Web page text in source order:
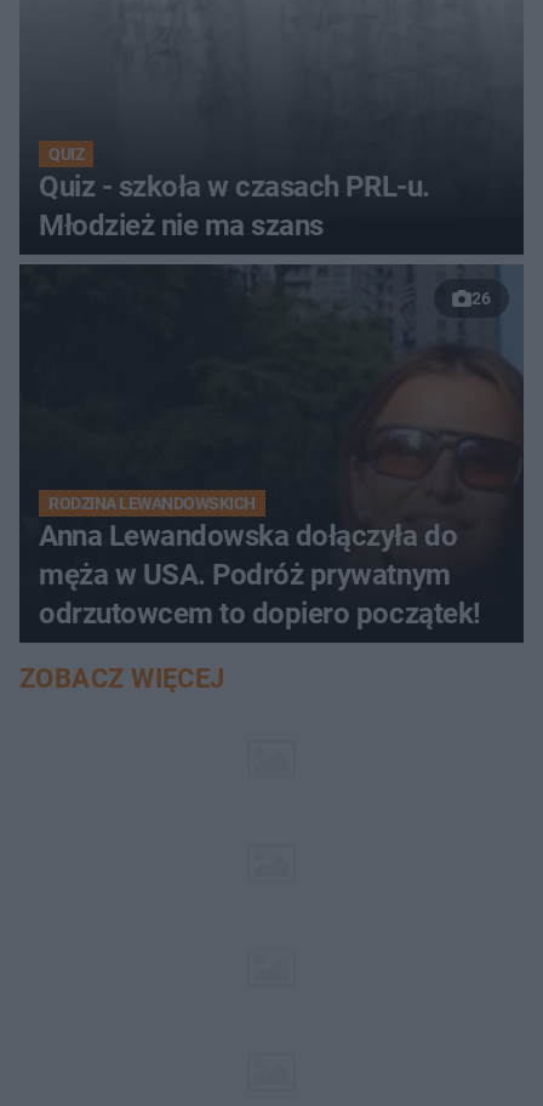
QUIZ
Quiz - szkoła w czasach PRL-u.
Młodzież nie ma szans
26
RODZINA LEWANDOWSKICH
Anna Lewandowska dołączyła do
męża w USA. Podróż prywatnym
odrzutowcem to dopiero początek!
ZOBACZ WIĘCEJ